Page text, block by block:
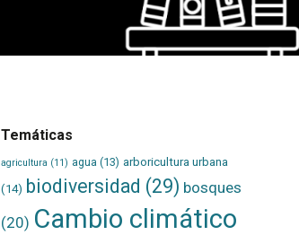
Temáticas
agricultura (11) agua (13) arboricultura urbana
(14) biodiversidad (29) bosques
(20) Cambio climático